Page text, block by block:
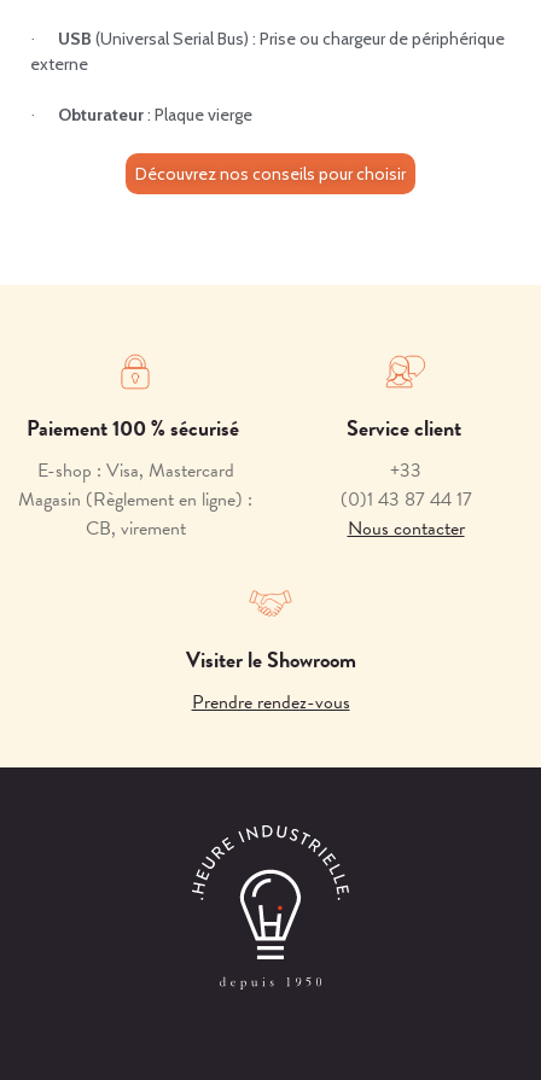
· USB (Universal Serial Bus) : Prise ou chargeur de périphérique
externe
· Obturateur: Plaque vierge
Découvrez nos conseils pour choisir
Paiement 100 % sécurisé
E-shop : Visa, Mastercard
Magasin (Règlement en ligne) :
CB, virement
Service client
+33
(0)1 43 87 44 17
Nous contacter
Visiter le Showroom
Prendre rendez-vous